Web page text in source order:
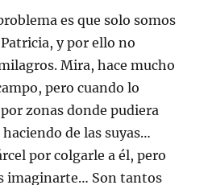
es que solo somos
y por ello no
Mira, hace mucho
pero cuando lo
zonas donde pudiera
de las suyas…
por colgarle a él, pero
imaginarte… Son tantos